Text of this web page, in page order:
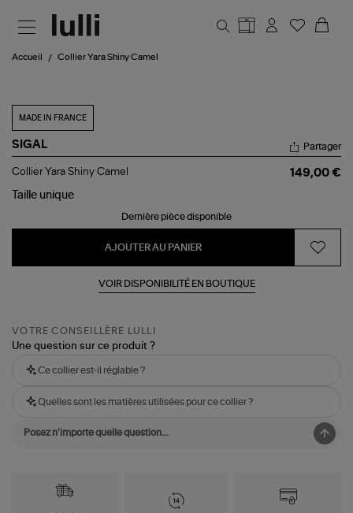
Accueil Collier Yara Shiny Camel
MADE IN FRANCE
SIGAL
Collier
Shiny
Partager
Collier Yara Shiny Camel
149,00 €
Taille unique
Dernière pièce disponible
AJOUTER AU PANIER
VOIR DISPONIBILITÉ EN BOUTIQUE
VOTRE CONSEILLÈRE LULLI
Une question sur ce produit ?
Ce collier est-il réglable ?
Quelles sont les matières utilisées pour ce collier ?